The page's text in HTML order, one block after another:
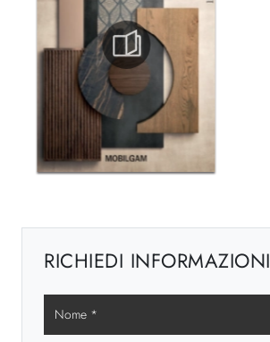
RICHIEDI INFORMAZIONI